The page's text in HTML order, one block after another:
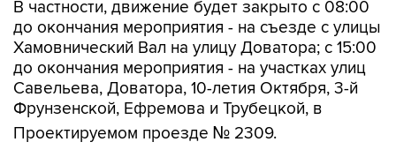
Хамовнический Вал на улицу Доватора; с 15:00
до окончания мероприятия - на участках улиц
Савельева, Доватора, 10-летия Октября, 3-й
Фрунзенской, Ефремова и Трубецкой, в
Проектируемом проезде № 2309.
Кроме того, на всех участках ограничений 9